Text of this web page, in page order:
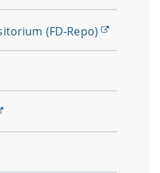
(FD-Repo)